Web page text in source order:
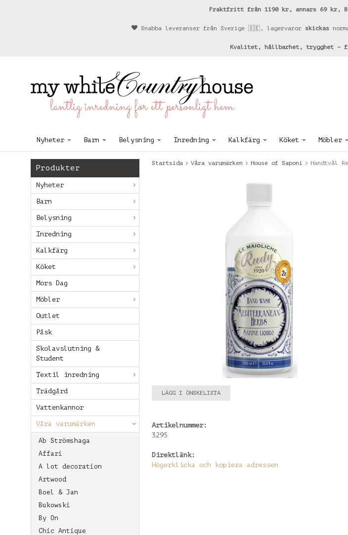
Fraktfritt från 1190 kr, annars 69 kr,
Snabba leveranser från Sverige 🇸🇪, lagervaror skickas
Kvalitet, hållbarhet, trygghet –
lantlig inredning för ett personligt hem
Nyheter Barn Belysning Inredning Kalkfärg Köket Möbler
Produkter
Nyheter
Barn
Belysning
Inredning
Kalkfärg
Köket
Mors Dag
Möbler
Outlet
Påsk
Skolavslutning &
Student
Textil inredning
Trädgård
Vattenkannor
Våra varumärken
Ab Strömshaga
Affari
A lot decoration
Artwood
Boel & Jan
Bukowski
By On
Chic Antique
Startsida Våra varumärken House of Saponi Handtvål
LÄGG I ÖNSKELISTA
Artikelnummer:
3295
Direktlänk:
Högerklicka och kopiera adressen